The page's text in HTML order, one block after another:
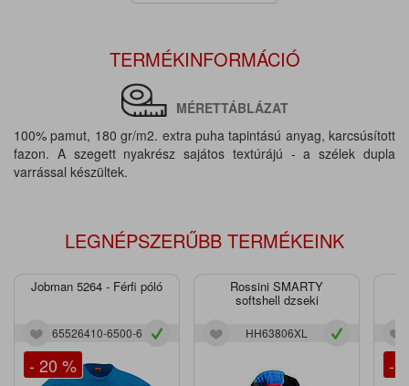
TERMÉKINFORMÁCIÓ
MÉRETTÁBLÁZAT
100% pamut, 180 gr/m2. extra puha tapintású anyag, karcsúsított
fazon. A szegett nyakrész sajátos textúrájú - a szélek dupla
varrással készültek.
LEGNÉPSZERŰBB TERMÉKEINK
Jobman 5264 - Férfi póló
65526410-6500-6
- 20 %
Rossini SMARTY
softshell dzseki
HH63806XL
-